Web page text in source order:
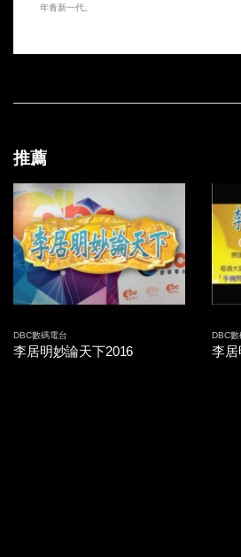
2014-10-02 第19集
2014-10-01 第18集
2014-09-25 第14集
2014-09-24 第13集
2014-09-23 第12集
年青新一代。
推薦
DBC數碼電台
李居明妙論天下2016
DBC數
李居